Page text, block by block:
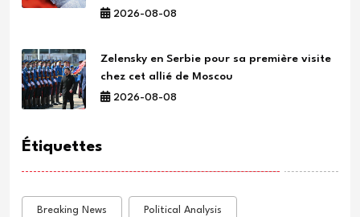
2026-08-08
Zelensky en Serbie pour sa première visite
chez cet allié de Moscou
2026-08-08
Étiquettes
Breaking News Political Analysis